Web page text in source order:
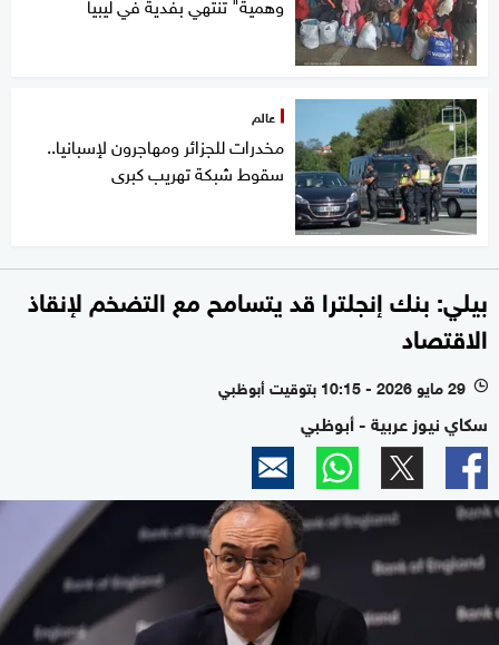
عالم
مخدرات للجزائر ومهاجرون لإسبانيا..
سقوط شبكة تهريب كبرى
بيلي: بنك إنجلترا قد يتسامح مع التضخم لإنقاذ
الاقتصاد
l 29 مايو 2026 - 10:15 بتوقيت أبوظبي
سكاي نيوز عربية - أبوظبي